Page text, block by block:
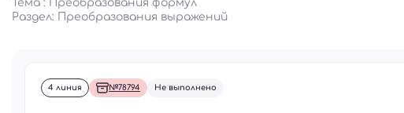
Тема : Преобразования формул
Раздел:
Преобразования выражений
4 линия №78794 Не выполнено